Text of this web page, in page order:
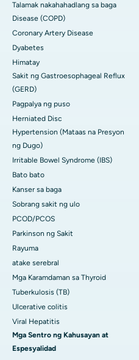
Talamak nakahahadlang sa baga
Disease (COPD)
Coronary Artery Disease
Dyabetes
Himatay
Sakit ng Gastroesophageal Reflux
(GERD)
Pagpalya ng puso
Herniated Disc
Hypertension (Mataas na Presyon
ng Dugo)
Irritable Bowel Syndrome (IBS)
Bato bato
Kanser sa baga
Sobrang sakit ng ulo
PCOD/PCOS
Parkinson ng Sakit
Rayuma
atake serebral
Mga Karamdaman sa Thyroid
Tuberkulosis (TB)
Ulcerative colitis
Viral Hepatitis
Mga Sentro ng Kahusayan at
Espesyalidad